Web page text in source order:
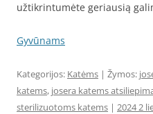
užtikrintumėte geriausią
Gyvūnams
Kategorijos: Katėms | Žymos:
katems, josera katems
sterilizuotoms katems | 2024 2